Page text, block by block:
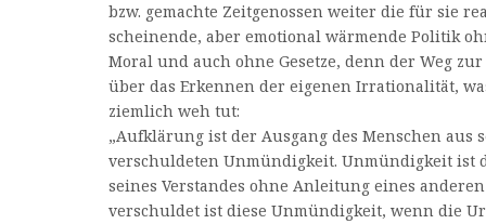
bzw. gemachte Zeitgenossen weiter die für sie
scheinende, aber emotional wärmende Politik
Moral und auch ohne Gesetze, denn der Weg
über das Erkennen der eigenen Irrationalität,
ziemlich weh tut:
„Aufklärung ist der Ausgang des Menschen aus
verschuldeten Unmündigkeit. Unmündigkeit ist
seines Verstandes ohne Anleitung eines
verschuldet ist diese Unmündigkeit, wenn die